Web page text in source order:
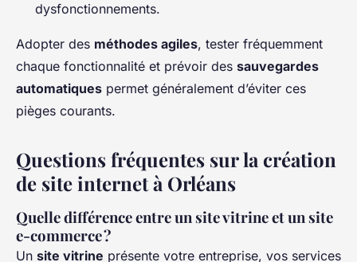
dysfonctionnements.
Adopter des méthodes agiles, tester fréquemment
chaque fonctionnalité et prévoir des sauvegardes
automatiques permet généralement d’éviter ces
pièges courants.
Questions fréquentes sur la création
de site internet à Orléans
Quelle différence entre un site vitrine et un site
e-commerce ?
Un site vitrine présente votre entreprise, vos services